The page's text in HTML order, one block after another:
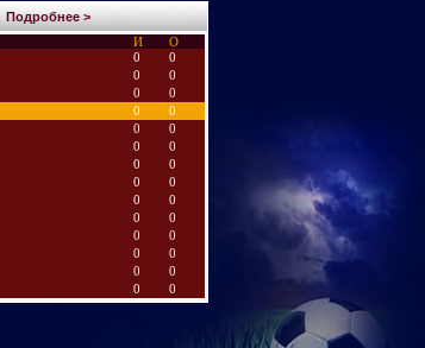
Подробнее >
И
О
0
0
0
0
0
0
0
0
0
0
0
0
0
0
0
0
0
0
0
0
0
0
0
0
0
0
0 0